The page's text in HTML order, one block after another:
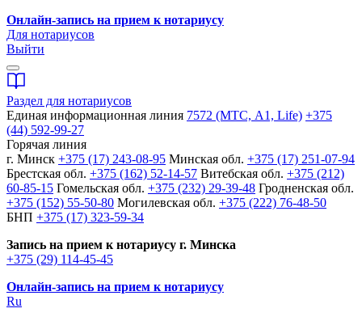
Онлайн-запись на прием к нотариусу
Для нотариусов
Выйти
Раздел для нотариусов
Единая информационная линия 7572 (МТС, A1, Life) +375
(44) 592-99-27
Горячая линия
г. Минск +375 (17) 243-08-95 Минская обл. +375 (17) 251-07-94
Брестская обл. +375 (162) 52-14-57 Витебская обл. +375 (212)
60-85-15 Гомельская обл. +375 (232) 29-39-48 Гродненская обл.
+375 (152) 55-50-80 Могилевская обл. +375 (222) 76-48-50
БНП +375 (17) 323-59-34
Запись на прием к нотариусу г. Минска
+375 (29) 114-45-45
Онлайн-запись на прием к нотариусу
Ru